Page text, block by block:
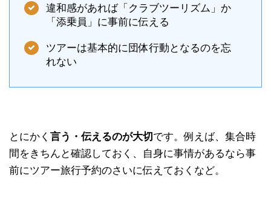
違和感があれば「クラブツーリズム」か
「添乗員」に事前に伝える
ツアーは基本的に団体行動となるのを忘
れない
とにかく 言う・伝えるのが大切 です。例えば、集合時
間をきちんと確認しておく、自身に事情があるなら事
前にツアー旅行予約のさいに伝えておくなど。